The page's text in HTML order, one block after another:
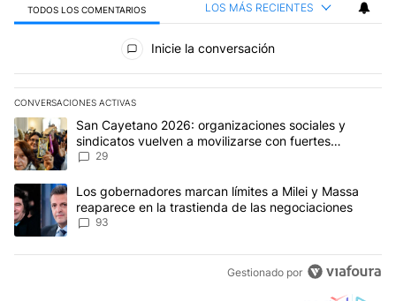
TODOS LOS COMENTARIOS LOS MÁS RECIENTES
Todos los comentarios
Inicie la conversación
CONVERSACIONES ACTIVAS
Este listado muestra los artículos con más comentarios en los
Un artículo de tendencia con el título "San Cayetano 2026:
San Cayetano 2026: organizaciones sociales y
sindicatos vuelven a movilizarse con fuertes
reclamos al Gobierno
29
Un artículo de tendencia con el título "Los gobernadores
Los gobernadores marcan límites a Milei y Massa
reaparece en la trastienda de las negociaciones
93
Gestionado por